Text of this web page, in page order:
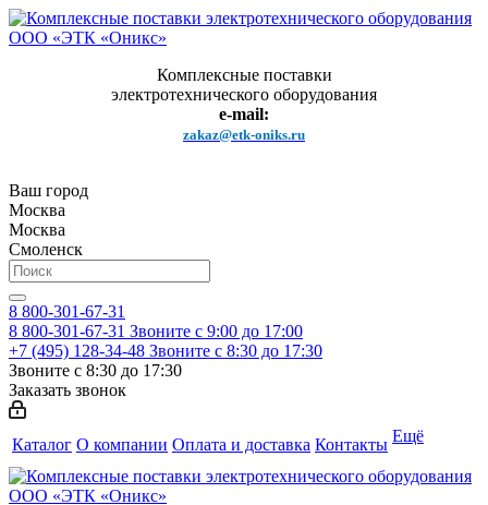
Комплексные поставки
электротехнического оборудования
e-mail:
zakaz@etk-oniks.ru
Ваш город
Москва
Москва
Смоленск
8 800-301-67-31
8 800-301-67-31 Звоните с 9:00 до 17:00
+7 (495) 128-34-48 Звоните с 8:30 до 17:30
Звоните с 8:30 до 17:30
Заказать звонок
Каталог О компании Оплата и доставка Контакты Ещё